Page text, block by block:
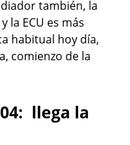
también, la
la ECU es más
habitual hoy día,
comienzo de la
llega la